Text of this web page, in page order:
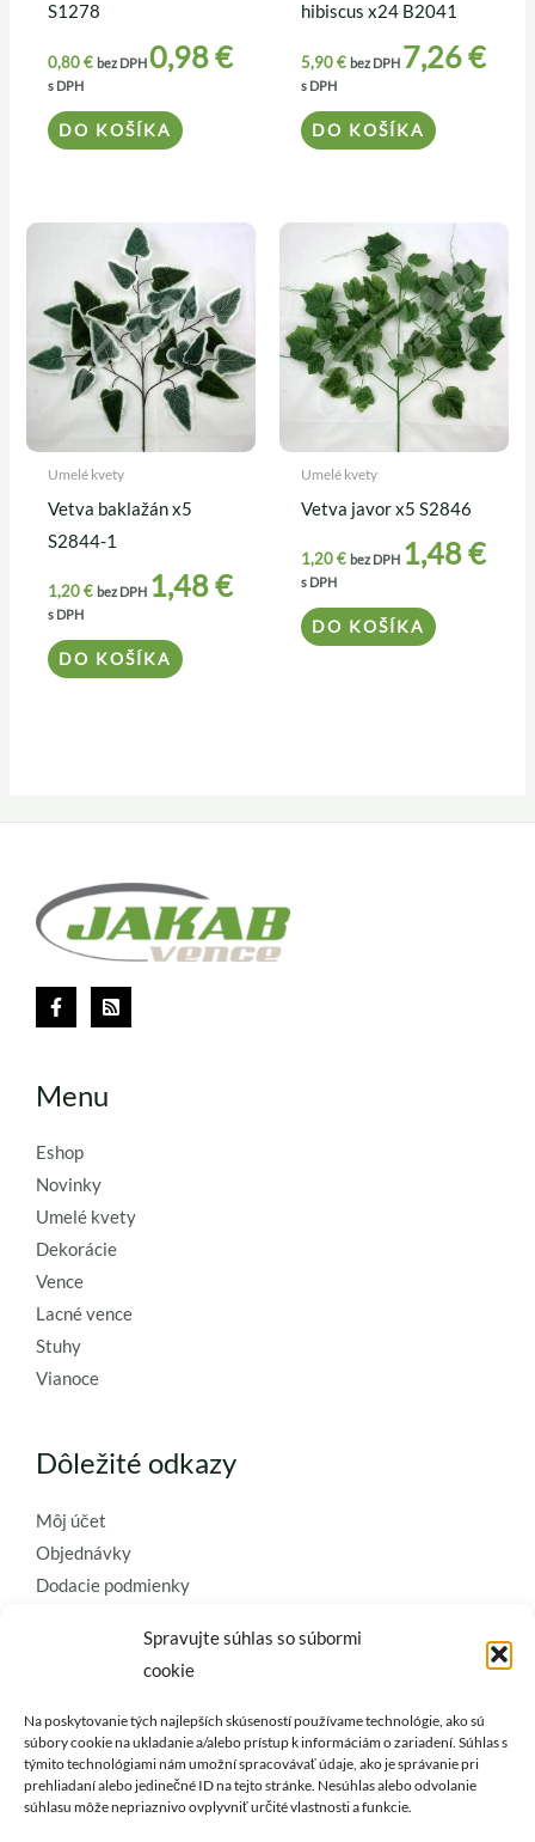
Spravujte súhlas so súbormi
cookie
Na poskytovanie tých najlepších skúseností používame technológie, ako sú
súbory cookie na ukladanie a/alebo prístup k informáciám o zariadení. Súhlas s
týmito technológiami nám umožní spracovávať údaje, ako je správanie pri
prehliadaní alebo jedinečné ID na tejto stránke. Nesúhlas alebo odvolanie
súhlasu môže nepriaznivo ovplyvniť určité vlastnosti a funkcie.
S1278
0,80€ bez DPH0,98€
s DPH
DO KOŠÍKA
hibiscus x24 B2041
5,90€ bez DPH 7,26€
s DPH
DO KOŠÍKA
Umelé kvety
Vetva baklažán x5
S2844-1
1,20€ bez DPH 1,48€
s DPH
DO KOŠÍKA
Umelé kvety
Vetva javor x5 S2846
1,20€ bez DPH 1,48€
s DPH
DO KOŠÍKA
Menu
Eshop
Novinky
Umelé kvety
Dekorácie
Vence
Lacné vence
Stuhy
Vianoce
Dôležité odkazy
Môj účet
Objednávky
Dodacie podmienky
Ochrana osobných údajov
Zásady používania súborov cookie
Kontaktujte nás a požiadajte o
najkvalitnejšie umelé kvety a
dekorácie..